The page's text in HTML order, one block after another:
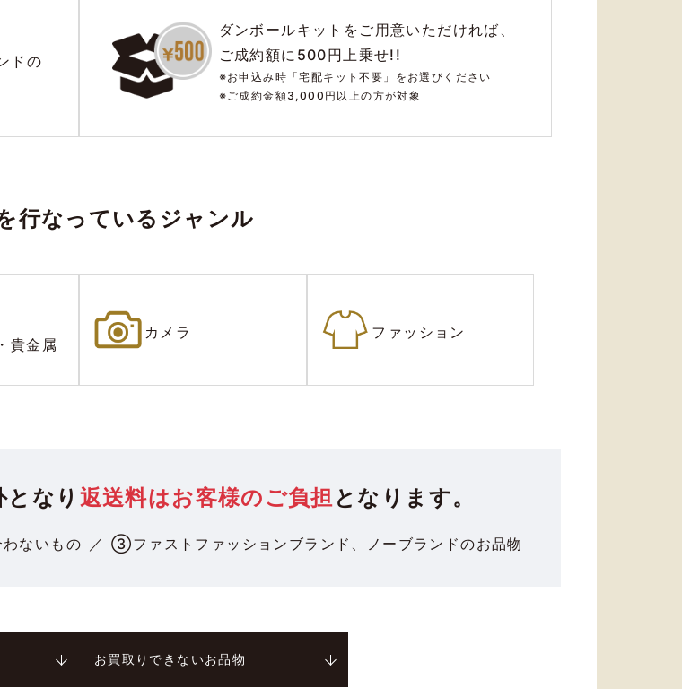
変動する場合がございます（表示価格は2023年8月時点の相場です）
ドの
ダンボールキットを ご用意いただければ、
ご成約額に 500円上乗せ!!
※お申込み時「宅配キット不要」をお選びください
※ご成約金額3,000円以上の方が対象
行なっているジャンル
貴金属
カメラ ファッション
なり 返送料はお客様のご負担となります。
ないもの ③ファストファッションブランド、 ノーブランドのお品物
お買取りできないお品物